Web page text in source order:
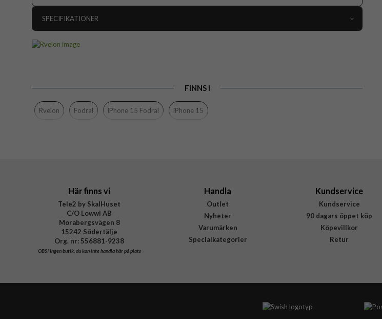
SPECIFIKATIONER
Egenskaper
Kortfack, Magnetstängning
Färg
FINNS I
Rvelon Fodral iPhone 15 Fodral iPhone 15
Här finns vi
Tele2 by SkalHuset
C/O Lowwi AB
Morabergsvägen 8
15242 Södertälje
Org. nr: 556881-9238
OBS!Ingen butik, du kan inte handla här på plats
Handla
Outlet
Nyheter
Varumärken
Specialkategorier
Kundservice
Kundservice
90 dagars öppet köp
Köpevillkor
Retur